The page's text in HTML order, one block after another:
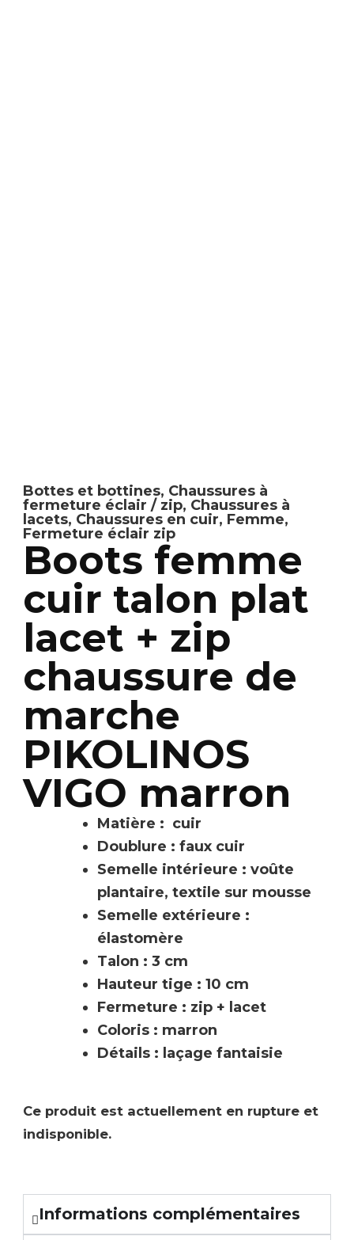
Bottes et bottines, Chaussures à
fermeture éclair / zip, Chaussures à
lacets, Chaussures en cuir, Femme,
Fermeture éclair zip
Boots femme
cuir talon plat
lacet + zip
chaussure de
marche
PIKOLINOS
VIGO marron
Matière : cuir
Doublure : faux cuir
Semelle intérieure : voûte
plantaire, textile sur mousse
Semelle extérieure :
élastomère
Talon : 3 cm
Hauteur tige : 10 cm
Fermeture : zip + lacet
Coloris : marron
Détails : laçage fantaisie
Ce produit est actuellement en rupture et
indisponible.
Informations complémentaires